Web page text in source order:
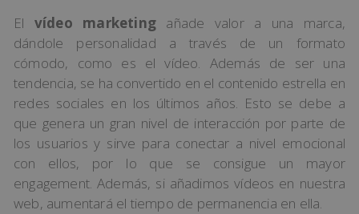
El vídeo marketing añade valor a una marca,
dándole personalidad a través de un formato
cómodo, como es el vídeo. Además de ser una
tendencia, se ha convertido en el contenido estrella en
redes sociales en los últimos años. Esto se debe a
que genera un gran nivel de interacción por parte de
los usuarios y sirve para conectar a nivel emocional
con ellos, por lo que se consigue un mayor
engagement. Además, si añadimos vídeos en nuestra
web, aumentará el tiempo de permanencia en ella.